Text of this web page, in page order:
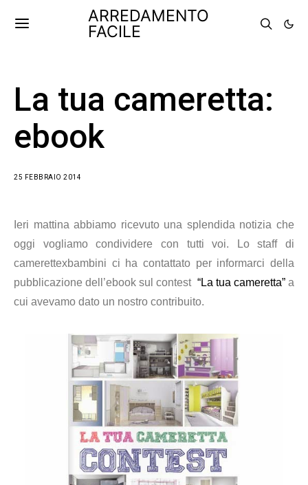
ARREDAMENTO
FACILE
La tua cameretta:
ebook
25 FEBBRAIO 2014
Ieri mattina abbiamo ricevuto una splendida notizia che
oggi vogliamo condividere con tutti voi. Lo staff di
camerettexbambini ci ha contattato per informarci della
pubblicazione dell’ebook sul contest “La tua cameretta”a
cui avevamo dato un nostro contribuito.